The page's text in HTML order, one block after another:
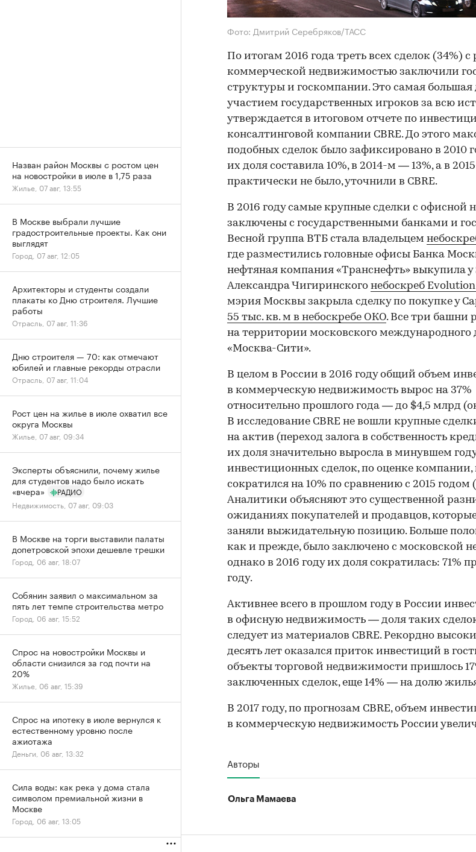
Фото: Дмитрий Серебряков/ТАСС
По итогам 2016 года треть всех сделок (34%) с
коммерческой недвижимостью заключили
структуры и госкомпании. Это самая большая
участием государственных игроков за всю
утверждается в итоговом отчете по
консалтинговой компании CBRE. До этого
подобных сделок было зафиксировано в 2010
их доля составила 10%, в 2014-м — 13%, а в
практически не было, уточнили в CBRE.
В 2016 году самые крупные сделки с
заключены с государственными банками и
Весной группа ВТБ стала владельцем
где разместились головные офисы Банка
нефтяная компания «Транснефть» выкупила у
Александра Чигиринского небоскреб
мэрия Москвы закрыла сделку по покупке у
55 тыс. кв. м в небоскребе ОКО. Все три башни
на территории московского международного
«Москва-Сити».
В целом в России в 2016 году общий объем
в коммерческую недвижимость вырос на 37%
относительно прошлого года — до $4,5 млрд
В исследование CBRE не вошли крупные
на актив (переход залога в собственность
их доля значительно выросла в минувшем
инвестиционных сделок, по оценке компании,
сократился на 10% по сравнению с 2015 годом
Аналитики объясняют это существенной
ожиданиях покупателей и продавцов,
заняли выжидательную позицию. Больше
как и прежде, было заключено с московской
однако в 2016 году их доля сократилась: 71%
году.
Активнее всего в прошлом году в России
в офисную недвижимость — доля таких
следует из материалов CBRE. Рекордно
десять лет оказался приток инвестиций в
объекты торговой недвижимости пришлось
заключенных сделок, еще 14% — на долю
В 2017 году, по прогнозам CBRE, объем
в коммерческую недвижимость России
Авторы
Ольга Мамаева
Назван район Москвы с ростом цен
на новостройки в июле в 1,75 раза
Жилье, 07 авг, 13:55
В Москве выбрали лучшие
градостроительные проекты. Как они
выглядят
Город, 07 авг, 12:05
Архитекторы и студенты создали
плакаты ко Дню строителя. Лучшие
работы
Отрасль, 07 авг, 11:36
Дню строителя — 70: как отмечают
юбилей и главные рекорды отрасли
Отрасль, 07 авг, 11:04
Рост цен на жилье в июле охватил все
округа Москвы
Жилье, 07 авг, 09:34
Эксперты объяснили, почему жилье
для студентов надо было искать
«вчера»
РАДИО
Недвижимость, 07 авг, 09:03
В Москве на торги выставили палаты
допетровской эпохи дешевле трешки
Город, 06 авг, 18:07
Собянин заявил о максимальном за
пять лет темпе строительства метро
Город, 06 авг, 15:52
Спрос на новостройки Москвы и
области снизился за год почти на
20%
Жилье, 06 авг, 15:39
Спрос на ипотеку в июле вернулся к
естественному уровню после
ажиотажа
Деньги, 06 авг, 13:32
Сила воды: как река у дома стала
символом премиальной жизни в
Москве
Город, 06 авг, 13:05